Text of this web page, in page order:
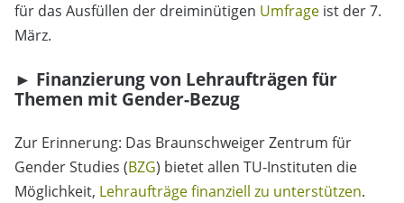
für das Ausfüllen der dreiminütigen Umfrage ist der 7.
März.
► Finanzierung von Lehraufträgen für
Themen mit Gender-Bezug
Zur Erinnerung: Das Braunschweiger Zentrum für
Gender Studies (BZG) bietet allen TU-Instituten die
Möglichkeit, Lehraufträge finanziell zu unterstützen.